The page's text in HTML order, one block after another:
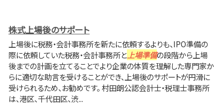
株式上場後のサポート
上場後に税務・会計事務所を新たに依頼するよりも、IPO準備の
際に依頼していた税務・会計事務所と上場準備の段階から上場
後までの計画を立てることでより企業の体質を理解した専門家か
らに適切な助言を受けることができ、上場後のサポートが円滑に
受けられるため、お勧めです。 村田朗公認会計士・税理士事務所
は、港区、千代田区、渋...